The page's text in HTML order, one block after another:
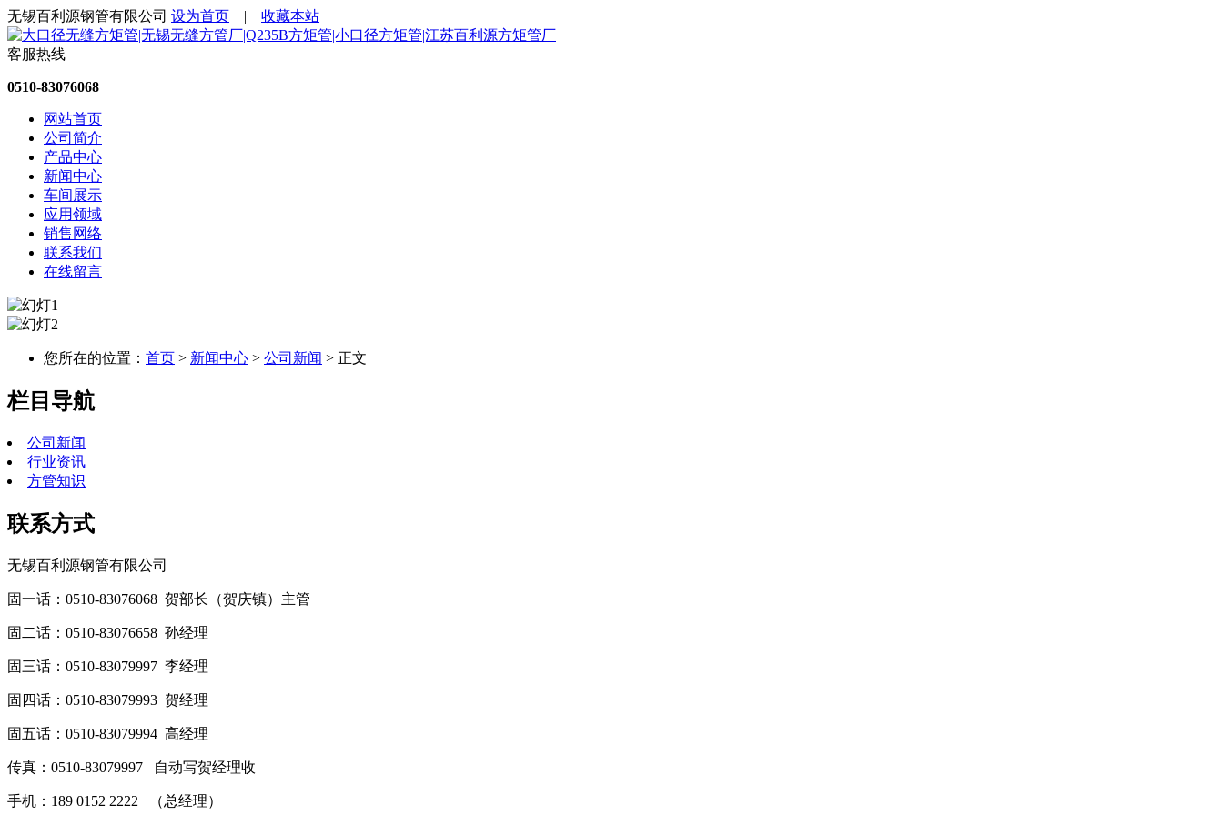
无锡百利源钢管有限公司 设为首页 | 收藏本站
客服热线
0510-83076068
网站首页
公司简介
产品中心
新闻中心
车间展示
应用领域
销售网络
联系我们
在线留言
您所在的位置： 首页 > 新闻中心 > 公司新闻 > 正文
栏目导航
公司新闻
行业资讯
方管知识
联系方式
无锡百利源钢管有限公司
固一话：0510-83076068 贺部长（贺庆镇）主管
固二话：0510-83076658 孙经理
固三话：0510-83079997 李经理
固四话：0510-83079993 贺经理
固五话：0510-83079994 高经理
传真：0510-83079997 自动写贺经理收
手机：189 0152 2222 （总经理）